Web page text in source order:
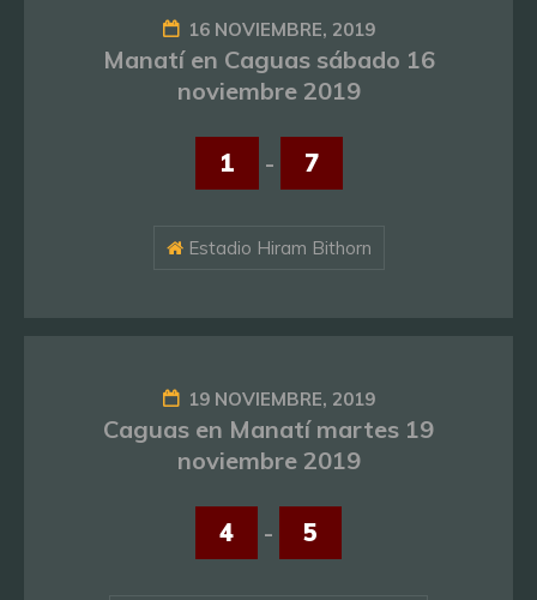
16 NOVIEMBRE, 2019
Manatí en Caguas sábado 16
noviembre 2019
1 - 7
Estadio Hiram Bithorn
19 NOVIEMBRE, 2019
Caguas en Manatí martes 19
noviembre 2019
4 - 5